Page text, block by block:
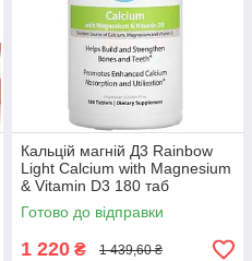
Кальцій магній Д3 Rainbow
Light Calcium with Magnesium
& Vitamin D3 180 таб
Готово до відправки
1 220 ₴ 1 439,60 ₴